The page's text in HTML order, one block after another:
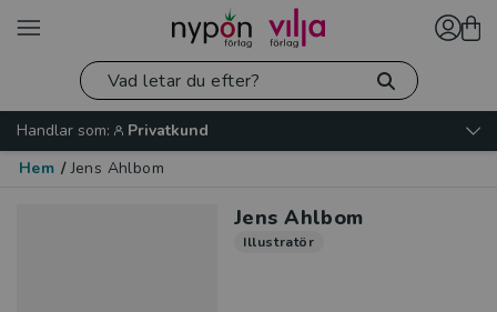
Handlar som:
Privatkund
Hem / Jens Ahlbom
Jens Ahlbom
Illustratör